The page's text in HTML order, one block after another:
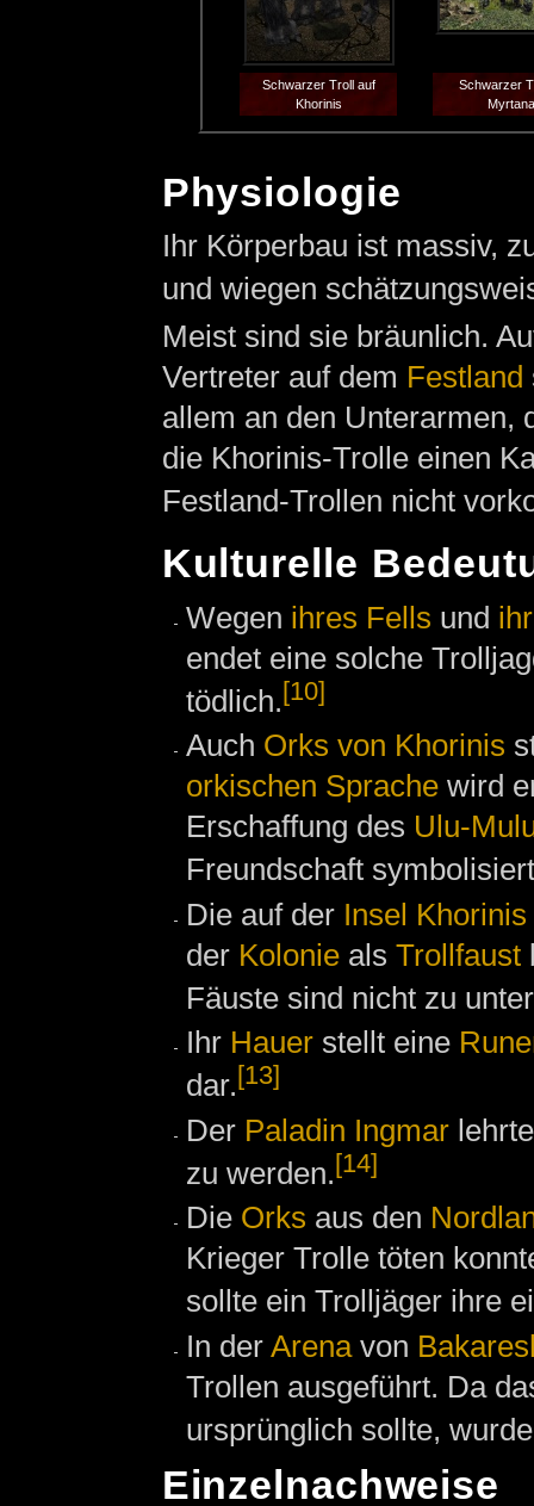
Schwarzer Troll auf
Khorinis
Schwarzer
Physiologie
Ihr Körperbau ist massiv,
und wiegen
Meist sind sie bräunlich.
Vertreter auf dem Festland
allem an den Unterarmen,
die Khorinis-Trolle einen
Festland-Trollen nicht
Kulturelle
Wegen ihres Fells und
endet eine solche
tödlich.[10]
Auch Orks von Khorinis
orkischen Sprache wird
Erschaffung des Ulu-
Freundschaft
Die auf der Insel Khorinis
der Kolonie als Trollfaust
Fäuste sind nicht zu
Ihr Hauer stellt eine
dar. [13]
Der Paladin Ingmar
zu werden.[14]
Die Orks aus den
Krieger Trolle töten
sollte ein Trolljäger ihre
In der Arenavon
Trollen ausgeführt. Da
ursprünglich sollte,
Einzelnachweise